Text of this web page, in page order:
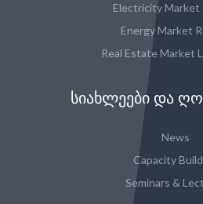
Electricity Market
Energy Market
Real Estate Market
ᲡᲘᲐᲮᲚᲔᲔᲑᲘ ᲓᲐ
News
Capacity
Seminars &